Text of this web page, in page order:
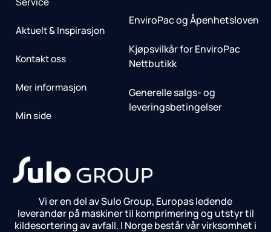
Aktuelt & Inspirasjon
Kontakt oss
Mer informasjon
Min side
EnviroPac og Åpenhetsloven
Kjøpsvilkår for EnviroPac
Nettbutikk
Generelle salgs- og
leveringsbetingelser
Vi er en del av Sulo Group, Europas ledende
leverandør på maskiner til komprimering og utstyr til
kildesortering av avfall. I Norge består vår virksomhet i